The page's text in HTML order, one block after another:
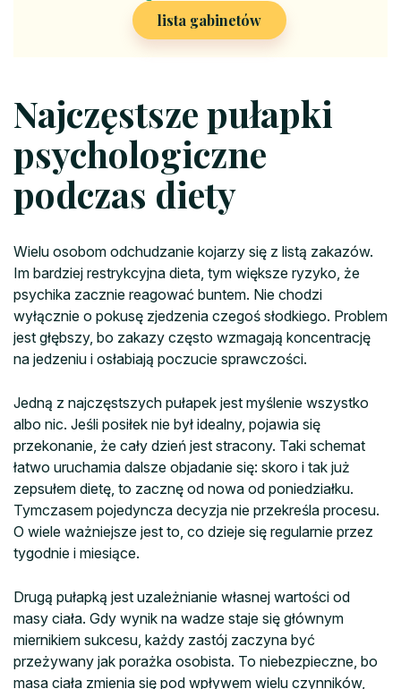
lista gabinetów
Najczęstsze pułapki
psychologiczne
podczas diety
Wielu osobom odchudzanie kojarzy się z listą zakazów.
Im bardziej restrykcyjna dieta, tym większe ryzyko, że
psychika zacznie reagować buntem. Nie chodzi
wyłącznie o pokusę zjedzenia czegoś słodkiego. Problem
jest głębszy, bo zakazy często wzmagają koncentrację
na jedzeniu i osłabiają poczucie sprawczości.
Jedną z najczęstszych pułapek jest myślenie wszystko
albo nic. Jeśli posiłek nie był idealny, pojawia się
przekonanie, że cały dzień jest stracony. Taki schemat
łatwo uruchamia dalsze objadanie się: skoro i tak już
zepsułem dietę, to zacznę od nowa od poniedziałku.
Tymczasem pojedyncza decyzja nie przekreśla procesu.
O wiele ważniejsze jest to, co dzieje się regularnie przez
tygodnie i miesiące.
Drugą pułapką jest uzależnianie własnej wartości od
masy ciała. Gdy wynik na wadze staje się głównym
miernikiem sukcesu, każdy zastój zaczyna być
przeżywany jak porażka osobista. To niebezpieczne, bo
masa ciała zmienia się pod wpływem wielu czynników,